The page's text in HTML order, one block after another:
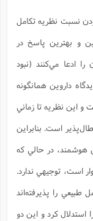
نسبت نظريه تكامل
و بهترين پاسخ در
ادعا مي‌كنند (نبود
داروين همانگونه
اين نظريه تا زماني
است. بنابراين
هوشمند، در حالي كه
است، توجيهي ندارد.
را پذيرفته‌اند
استدلال كرد و اين دو